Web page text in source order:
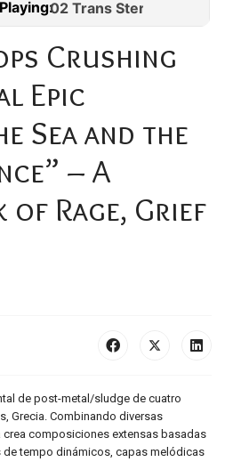
Crushing
Epic
Sea and the
– A
Rage, Grief
de post-metal/sludge de cuatro
Grecia. Combinando diversas
composiciones extensas basadas
tempo dinámicos, capas melódicas